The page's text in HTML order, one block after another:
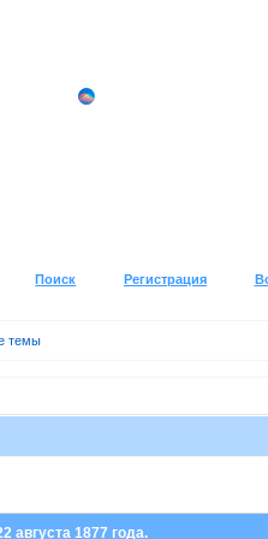
Поиск Регистрация
темы
августа 1877 года.